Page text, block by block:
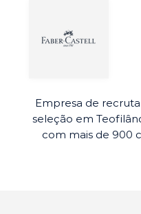
Empresa de
seleção em
com mais de 900